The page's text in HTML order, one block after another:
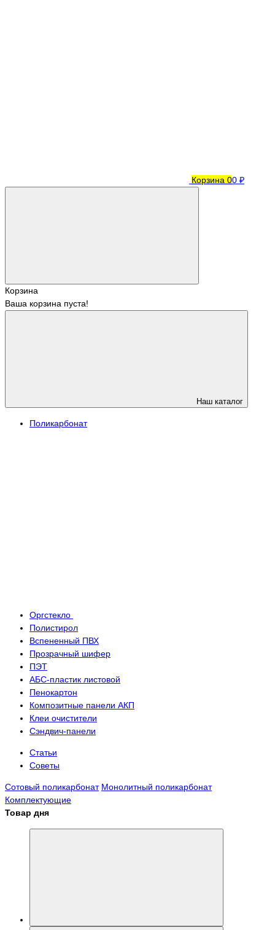
Корзина 00 ₽
Корзина
Ваша корзина пуста!
Наш каталог
Поликарбонат
Оргстекло
Полистирол
Вспененный ПВХ
Прозрачный шифер
ПЭТ
АБС-пластик листовой
Пенокартон
Композитные панели АКП
Клеи очистители
Сэндвич-панели
Статьи
Советы
Сотовый поликарбонат Монолитный поликарбонат
Комплектующие
Товар дня